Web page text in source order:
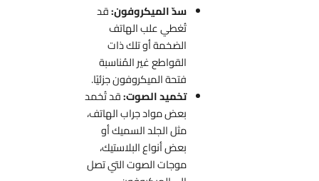
سدّ الميكروفون:قد
تُغطي علب الهاتف
الضخمة أو تلك ذات
القواطع غير المُناسبة
فتحة الميكروفون جزئيًا.
تخميد الصوت:قد تُخمد
بعض مواد جراب الهاتف،
مثل الجلد السميك أو
بعض أنواع البلاستيك،
موجات الصوت التي تصل